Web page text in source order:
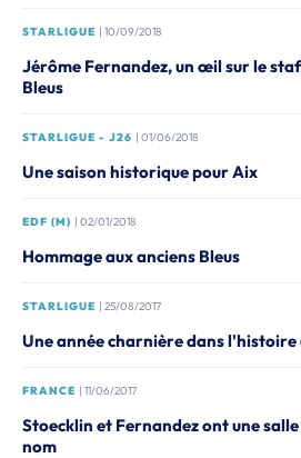
STARLIGUE | 10/09/2018
Jérôme Fernandez, un œil sur le
Bleus
STARLIGUE - J26 | 01/06/2018
Une saison historique pour Aix
EDF (M) | 02/01/2018
Hommage aux anciens Bleus
STARLIGUE | 25/08/2017
Une année charnière dans l'histoire
FRANCE | 11/06/2017
Stoecklin et Fernandez ont une
nom